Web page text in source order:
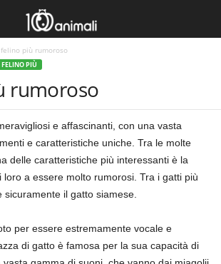
più rumoroso
PIÙ
rumoroso
e affascinanti, con una vasta
e caratteristiche uniche. Tra le molte
delle caratteristiche più interessanti è la
loro a essere molto rumorosi. Tra i gatti più
sicuramente il gatto siamese.
per essere estremamente vocale e
di gatto è famosa per la sua capacità di